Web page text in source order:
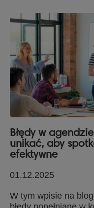
Błędy w
unikać, aby
efektywne
01.12.2025
W tym wpisie na